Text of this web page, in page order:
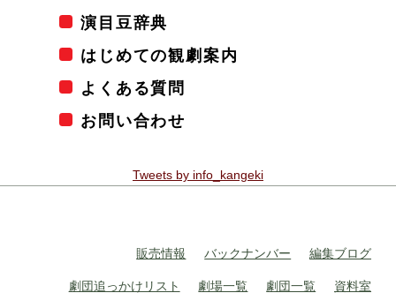
演目豆辞典
はじめての観劇案内
よくある質問
お問い合わせ
Tweets by info_kangeki
販売情報 バックナンバー 編集ブログ
劇団追っかけリスト 劇場一覧 劇団一覧 資料室